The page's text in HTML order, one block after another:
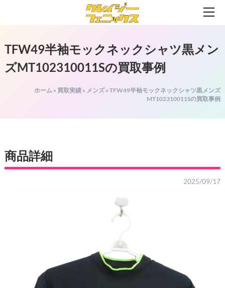
TFW49半袖モックネックシャツ黒メン
ズMT102310011Sの買取事例
ホーム » 買取実績 » メンズ» TFW49半袖モックネックシャツ黒メンズ
MT102310011Sの買取事例
商品詳細
2025/09/17